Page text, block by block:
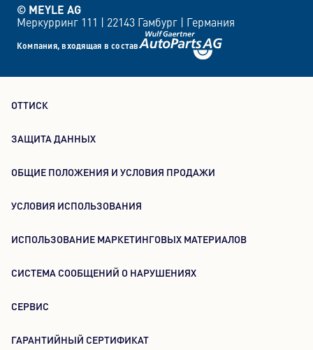
© MEYLE AG
Меркурринг 111 | 22143 Гамбург | Германия
Компания, входящая в состав
ОТТИСК
ЗАЩИТА ДАННЫХ
ОБЩИЕ ПОЛОЖЕНИЯ И УСЛОВИЯ ПРОДАЖИ
УСЛОВИЯ ИСПОЛЬЗОВАНИЯ
ИСПОЛЬЗОВАНИЕ МАРКЕТИНГОВЫХ МАТЕРИАЛОВ
СИСТЕМА СООБЩЕНИЙ О НАРУШЕНИЯХ
СЕРВИС
ГАРАНТИЙНЫЙ СЕРТИФИКАТ